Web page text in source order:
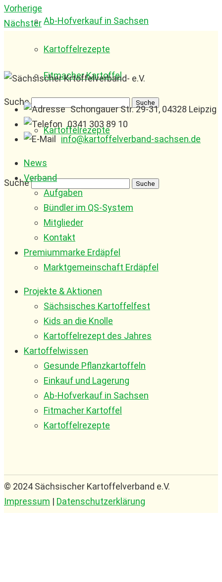
Kartoffelrezepte
Suche
Ab-Hofverkauf in Sachsen
Fitmacher Kartoffel
Kartoffelrezepte
Suche
Vorherige
Nächster
Schongauer Str. 29-31, 04328 Leipzig
0341 303 89 10
info@kartoffelverband-sachsen.de
News
Verband
Aufgaben
Bündler im QS-System
Mitglieder
Kontakt
Premiummarke Erdäpfel
Marktgemeinschaft Erdäpfel
Projekte & Aktionen
Sächsisches Kartoffelfest
Kids an die Knolle
Kartoffelrezept des Jahres
Kartoffelwissen
Gesunde Pflanzkartoffeln
Einkauf und Lagerung
Ab-Hofverkauf in Sachsen
Fitmacher Kartoffel
Kartoffelrezepte
© 2024 Sächsischer Kartoffelverband e.V.
Impressum | Datenschutzerklärung